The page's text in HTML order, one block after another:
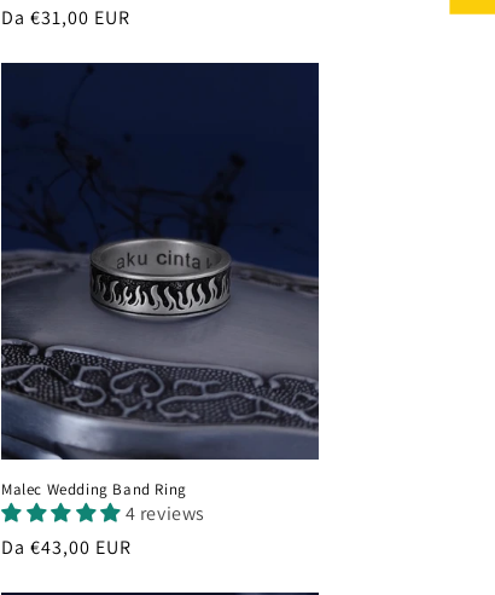
Prezzo
Da €31,00 EUR
Malec Wedding Band Ring
4 reviews
Prezzo
Da €43,00 EUR